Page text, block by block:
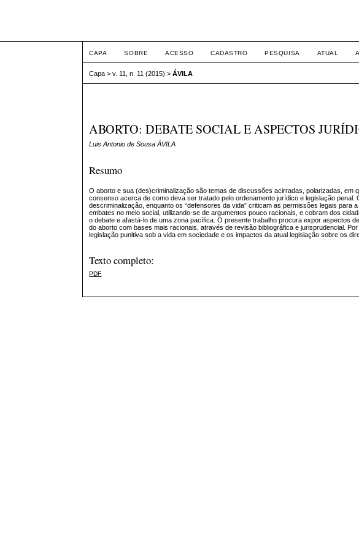
CAPA SOBRE ACESSO CADASTRO PESQUISA ATUAL
Capa >v. 11, n. 11 (2015) >ÁVILA
ABORTO: DEBATE SOCIAL E ASPECTOS
Luis Antonio de Sousa ÁVILA
Resumo
O aborto e sua (des)criminalização são temas de discussões acirradas, polarizadas,
consenso acerca de como deva ser tratado pelo ordenamento jurídico e legislação
descriminalização, enquanto os “defensores da vida” criticam as permissões legais
embates no meio social, utilizando-se de argumentos pouco racionais, e cobram dos
o debate e afastá-lo de uma zona pacífica. O presente trabalho procura expor aspectos
do aborto com bases mais racionais, através de revisão bibliográfica e jurisprudencial.
legislação punitiva sob a vida em sociedade e os impactos da atual legislação sobre os
Texto completo:
PDF